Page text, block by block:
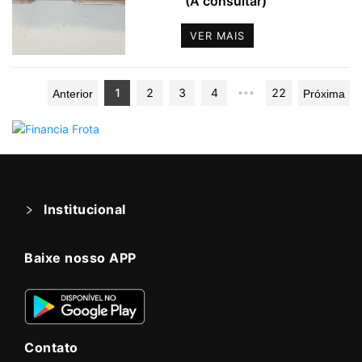
VER MAIS
Anterior 1 2 3 4 ••• 22 Próxima
Institucional
Baixe nosso APP
Contato